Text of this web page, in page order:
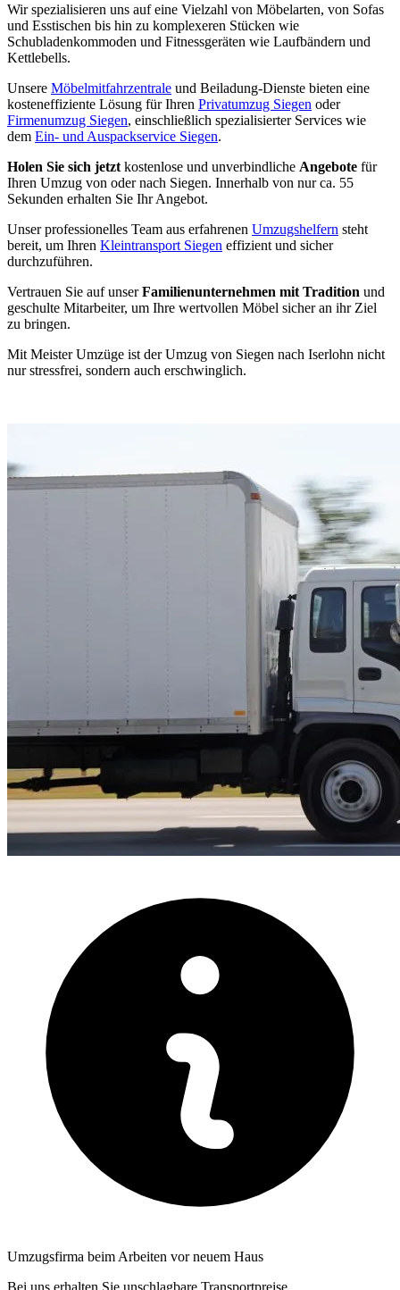
Wir spezialisieren uns auf eine Vielzahl von Möbelarten, von Sofas
und Esstischen bis hin zu komplexeren Stücken wie
Schubladenkommoden und Fitnessgeräten wie Laufbändern und
Kettlebells.
Unsere Möbelmitfahrzentrale und Beiladung-Dienste bieten eine
kosteneffiziente Lösung für Ihren Privatumzug Siegen oder
Firmenumzug Siegen, einschließlich spezialisierter Services wie
dem Ein- und Auspackservice Siegen.
Holen Sie sich jetzt kostenlose und unverbindliche Angebote für
Ihren Umzug von oder nach Siegen. Innerhalb von nur ca. 55
Sekunden erhalten Sie Ihr Angebot.
Unser professionelles Team aus erfahrenen Umzugshelfern steht
bereit, um Ihren Kleintransport Siegen effizient und sicher
durchzuführen.
Vertrauen Sie auf unserFamilienunternehmen mit Tradition und
geschulte Mitarbeiter, um Ihre wertvollen Möbel sicher an ihr Ziel
zu bringen.
Mit Meister Umzüge ist der Umzug von Siegen nach Iserlohn nicht
nur stressfrei, sondern auch erschwinglich.
Umzugsfirma beim Arbeiten vor neuem Haus
Bei uns erhalten Sie unschlagbare Transportpreise